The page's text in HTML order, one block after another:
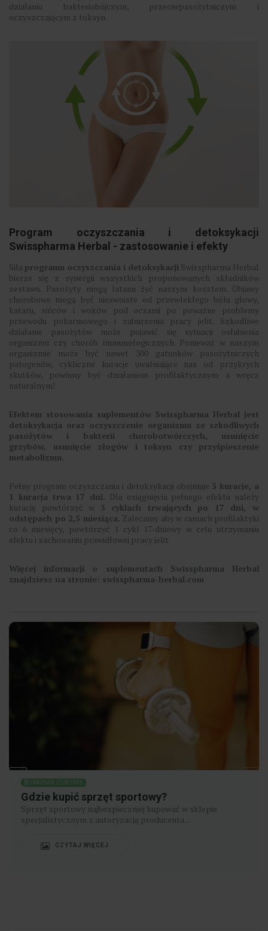
działaniu bakteriobójczym, przeciwpasożytniczym i
oczyszczającym z toksyn.
Program oczyszczania i detoksykacji
Swisspharma Herbal - zastosowanie i efekty
Siła programu oczyszczania i detoksykacji Swisspharma Herbal
bierze się z synergii wszystkich proponowanych składników
zestawu. Pasożyty mogą latami żyć naszym kosztem. Objawy
chorobowe mogą być nieswoiste od przewlekłego bólu głowy,
kataru, sińców i woków pod oczami po poważne problemy
przewodu pokarmowego i zaburzenia pracy jelit. Szkodliwe
działanie pasożytów może pojawić się sytuacji osłabienia
organizmu czy chorób immunologicznych. Ponieważ w naszym
organizmie może być nawet 300 gatunków pasożytniczych
patogenów, cykliczne kuracje uwalniające nas od przykrych
skutków, powinny być działaniem profilaktycznym a wręcz
naturalnym!
Efektem stosowania suplementów Swisspharma Herbal jest
detoksykacja oraz oczyszczenie organizmu ze szkodliwych
pasożytów i bakterii chorobotwórczych, usunięcie
grzybów, usunięcie złogów i toksyn czy przyśpieszenie
metabolizmu.
Pełny program oczyszczania i detoksykacji obejmuje 3 kuracje, a
1 kuracja trwa 17 dni. Dla osiągnięcia pełnego efektu należy
kurację powtórzyć w 3 cyklach trwających po 17 dni, w
odstępach po 2,5 miesiąca. Zalecamy aby w ramach profilaktyki
co 6 miesięcy, powtórzyć 1 cykl 17-dniowy w celu utrzymaniu
efektu i zachowaniu prawidłowej pracy jelit.
Więcej informacji o suplementach Swisspharma Herbal
znajdziesz na stronie: swisspharma-herbal.com
PORADNIK ZDROWIE
Przejście na wegetarianizm z dietą
pudełkową – jak catering ułatwia zmianę
nawyków?
lekkie obawy — w końcu to...